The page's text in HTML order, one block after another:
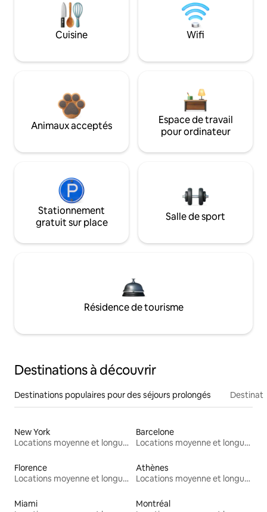
Cuisine Wifi
Animaux acceptés
Espace de travail
pour ordinateur
Stationnement
gratuit sur place
Salle de sport
Résidence de tourisme
Destinations à découvrir
Destinations populaires pour des séjours prolongés
New York
Locations moyenne et longue durée
Barcelone
Locations moyenne et longue durée
Florence
Locations moyenne et longue durée
Athènes
Locations moyenne et longue durée
Miami
Montréal